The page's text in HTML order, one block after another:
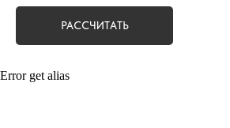
РАССЧИТАТЬ
Error get alias